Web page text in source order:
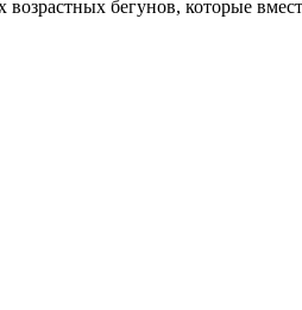
возрастных бегунов, которые